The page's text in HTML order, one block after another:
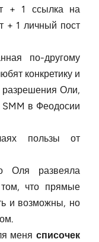
+ 1 ссылка на
+ 1 личный пост
по-другому
конкретику и
разрешения Оли,
в Феодосии
пользы от
Оля развеяла
что прямые
и возможны, но
меня списочек